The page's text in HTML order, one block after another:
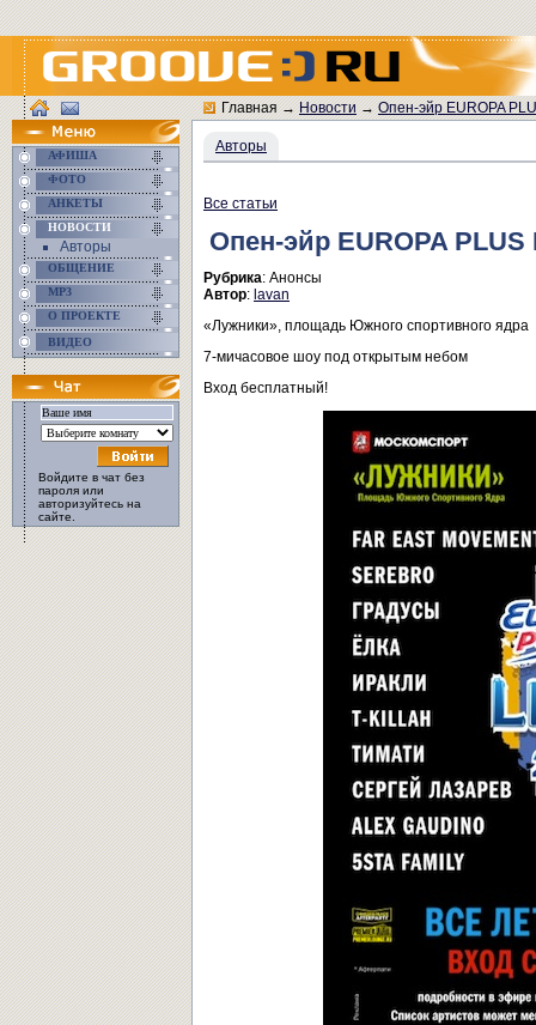
АФИША
ФОТО
АНКЕТЫ
НОВОСТИ
Авторы
ОБЩЕНИЕ
MP3
О ПРОЕКТЕ
ВИДЕО
Войдите в чат без
пароля или
авторизуйтесь на
сайте.
Главная→Новости→Опен-эйр EUROPA
Авторы
Все статьи
Опен-эйр EUROPA PLUS
Рубрика: Анонсы
Автор: lavan
«Лужники», площадь Южного спортивного ядра
7-мичасовое шоу под открытым небом
Вход бесплатный!